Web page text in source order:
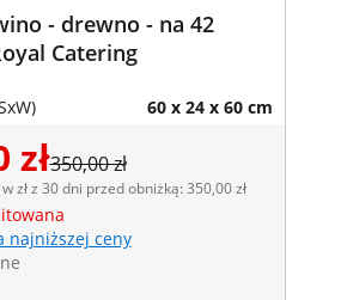
- drewno - na 42
Catering
60 x 24 x 60 cm
zł350,00 zł
zł z 30 dni przed obniżką: 350,00 zł
najniższej ceny